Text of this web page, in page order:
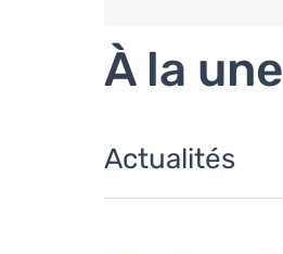
À la une
Actualités